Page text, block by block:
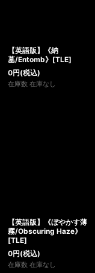
【英語版】《納
墓/Entomb》[TLE]
0円(税込)
在庫数 在庫なし
【英語版】《ぼやかす薄
霧/Obscuring Haze》
[TLE]
0円(税込)
在庫数 在庫なし